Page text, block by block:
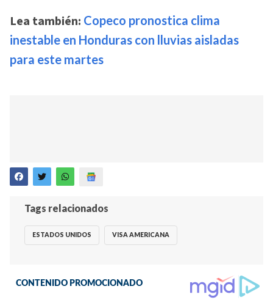
Lea también: Copeco pronostica clima
inestable en Honduras con lluvias aisladas
para este martes
Tags relacionados
ESTADOS UNIDOS VISA AMERICANA